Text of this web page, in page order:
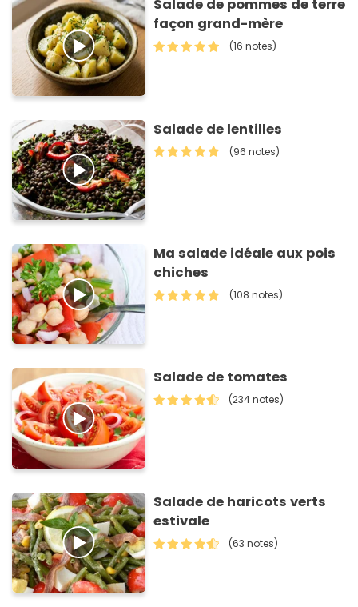
Salade de pommes de terre
façon grand-mère
(16 notes)
Salade de lentilles
(96 notes)
Ma salade idéale aux pois
chiches
(108 notes)
Salade de tomates
(234 notes)
Salade de haricots verts
estivale
(63 notes)